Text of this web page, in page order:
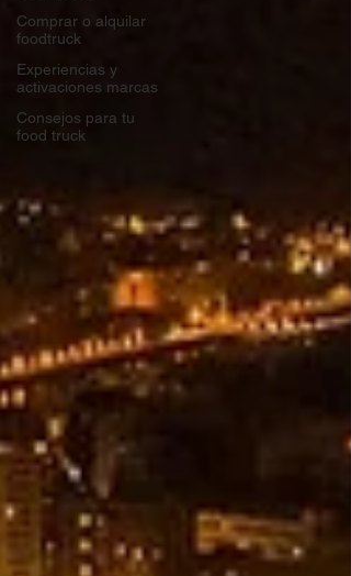
Comprar o alquilar
foodtruck
Experiencias y
activaciones marcas
Consejos para tu
food truck